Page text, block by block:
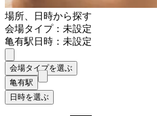
場所、日時から探す
会場タイプ：未設定
亀有駅日時：未設定
会場タイプを選ぶ
亀有駅
日時を選ぶ